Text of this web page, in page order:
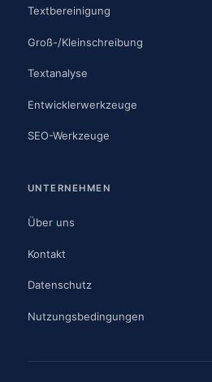
Textbereinigung
Groß-/Kleinschreibung
Textanalyse
Entwicklerwerkzeuge
SEO-Werkzeuge
UNTERNEHMEN
Über uns
Kontakt
Datenschutz
Nutzungsbedingungen